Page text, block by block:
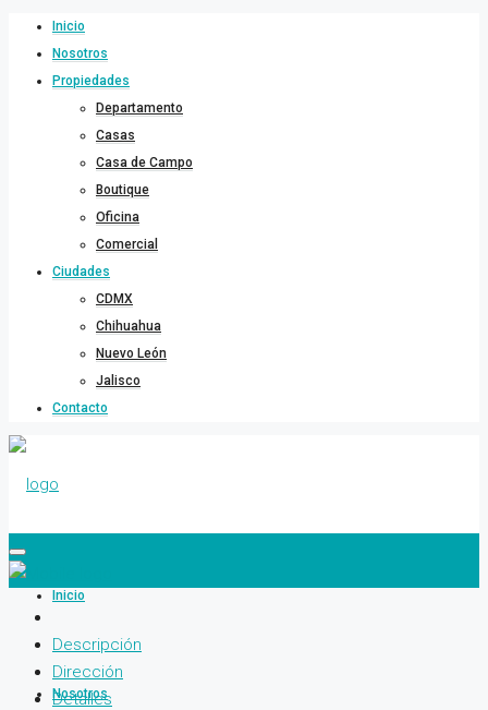
Inicio
Nosotros
Propiedades
Departamento
Casas
Casa de Campo
Boutique
Oficina
Comercial
Ciudades
CDMX
Chihuahua
Nuevo León
Jalisco
Contacto
Inicio
Nosotros
Descripción
Dirección
Detalles